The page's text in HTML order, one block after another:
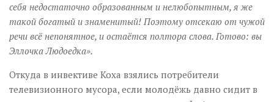
себя недостаточно образованным и нелюбопытным, я же
такой богатый и знаменитый! Поэтому отсекаю от чужой
речи всё непонятное, и остаётся полтора слова. Готово: вы
Эллочка Людоедка».
Откуда в инвективе Коха взялись потребители
телевизионного мусора, если молодёжь давно сидит в